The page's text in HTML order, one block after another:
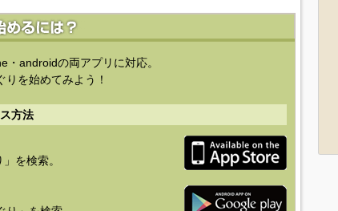
・androidの両アプリに対応。
を始めてみよう！
方法
を検索。